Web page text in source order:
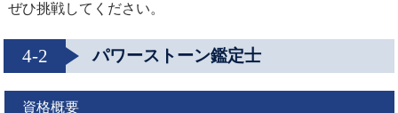
ぜひ挑戦してください。
4-2 パワーストーン鑑定士
資格概要